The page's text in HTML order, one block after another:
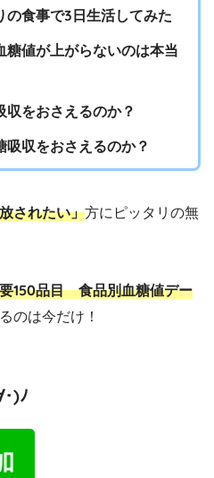
の食事で3日生活してみた
糖値が上がらないのは本当
収をおさえるのか？
収をおさえるのか？
されたい」方にピッタリの無
150品目 食品別血糖値デー
のは今だけ！
)ﾉ